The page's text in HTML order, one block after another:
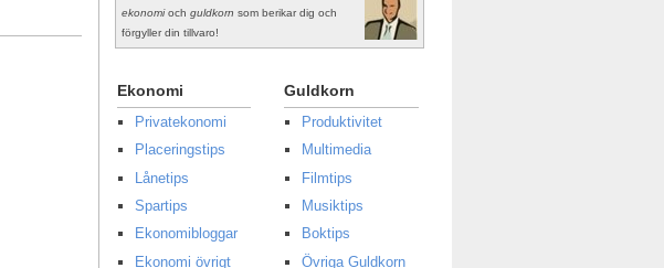
ekonomioch guldkorn som berikar dig och
förgyller din tillvaro!
Ekonomi
Privatekonomi
Placeringstips
Lånetips
Spartips
Ekonomibloggar
Ekonomi övrigt
Guldkorn
Produktivitet
Multimedia
Filmtips
Musiktips
Boktips
Övriga Guldkorn